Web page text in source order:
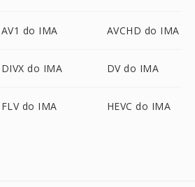
AV1 do IMA AVCHD do IMA
DIVX do IMA DV do IMA
FLV do IMA HEVC do IMA